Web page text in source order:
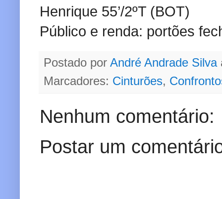
Henrique 55’/2ºT (BOT)
Público e renda: portões
Postado por André Andrade Silva
Marcadores: Cinturões,
Nenhum comentário:
Postar um